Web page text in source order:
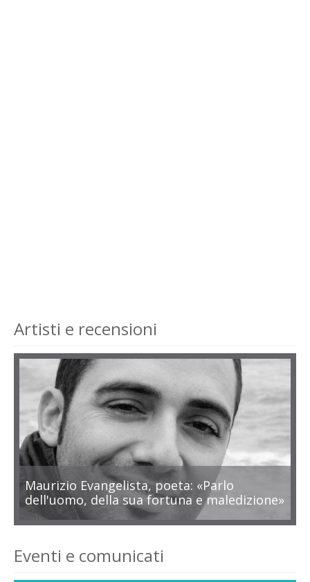
Artisti e recensioni
Maurizio Evangelista, poeta: «Parlo
dell'uomo, della sua fortuna e maledizione»
Eventi e comunicati